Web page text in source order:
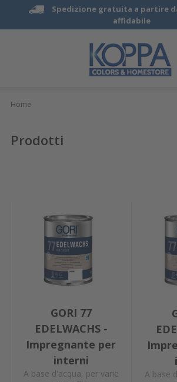
Spedizione gratuita a partire
affidabile
Home
Prodotti
GORI 77
EDELWACHS -
Impregnante per
interni
A base d'acqua, per varie
A base